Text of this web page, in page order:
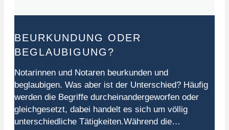
BEURKUNDUNG ODER
BEGLAUBIGUNG?
Notarinnen und Notaren beurkunden und
beglaubigen. Was aber ist der Unterschied? Häufig
werden die Begriffe durcheinandergeworfen oder
gleichgesetzt, dabei handelt es sich um völlig
unterschiedliche Tätigkeiten.Während die